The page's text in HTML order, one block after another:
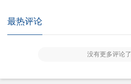
最热评论
没有更多评论了